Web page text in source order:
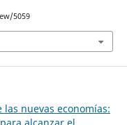
5059
las nuevas economías: